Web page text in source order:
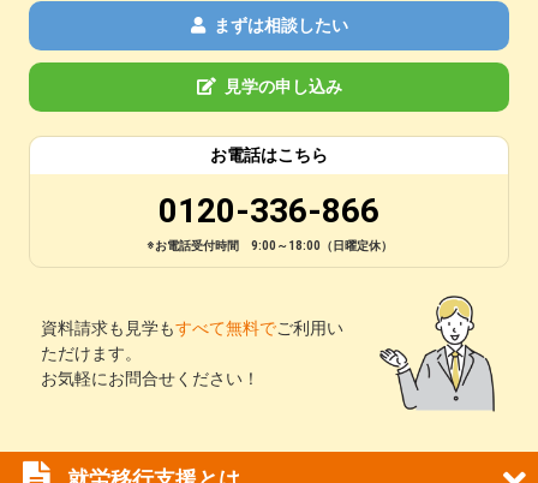
まずは相談したい
見学の申し込み
お電話はこちら
0120-336-866
※お電話受付時間 9:00～18:00（日曜定休）
資料請求も見学もすべて無料でご利用い
ただけます。
お気軽にお問合せください！